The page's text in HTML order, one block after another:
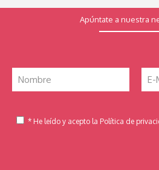
Apúntate a nuestra
* He leído y acepto la Política de